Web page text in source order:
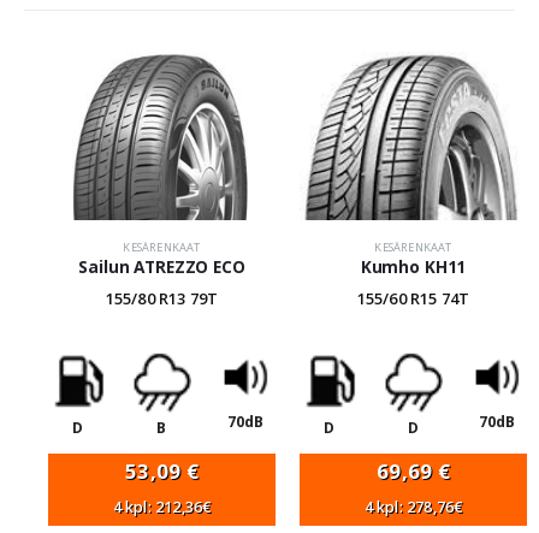
KESÄRENKAAT
Sailun ATREZZO ECO
155/80 R13 79T
D B 70dB
53,09 €
4 kpl: 212,36€
KESÄRENKAAT
Kumho KH11
155/60 R15 74T
D D 70dB
69,69 €
4 kpl: 278,76€